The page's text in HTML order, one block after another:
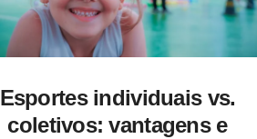
Esportes individuais vs.
coletivos: vantagens e